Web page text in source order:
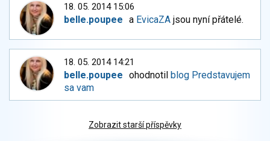
18. 05. 2014 15:06
belle.poupee a EvicaZA jsou nyní přátelé.
18. 05. 2014 14:21
belle.poupee ohodnotil blog Predstavujem
sa vam
Zobrazit starší příspěvky